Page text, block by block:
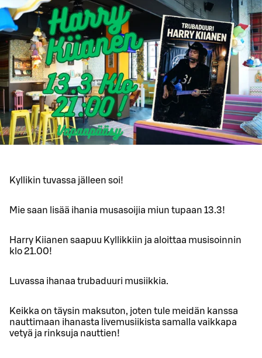
Kyllikin tuvassa jälleen soi!
Mie saan lisää ihania musasoijia miun tupaan 13.3!
Harry Kiianen saapuu Kyllikkiin ja aloittaa musisoinnin
klo 21.00!
Luvassa ihanaa trubaduuri musiikkia.
Keikka on täysin maksuton, joten tule meidän kanssa
nauttimaan ihanasta livemusiikista samalla vaikkapa
vetyä ja rinksuja nauttien!